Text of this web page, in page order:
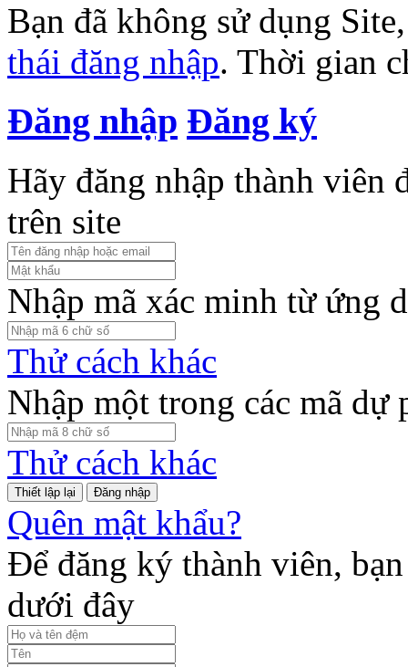
Bạn đã không sử dụng
thái đăng nhập. Thời gian
Đăng nhập Đăng ký
Hãy đăng nhập thành viên
trên site
Nhập mã xác minh từ ứng
Thử cách khác
Nhập một trong các mã dự
Thử cách khác
Đăng nhập
Quên mật khẩu?
Để đăng ký thành viên,
dưới đây